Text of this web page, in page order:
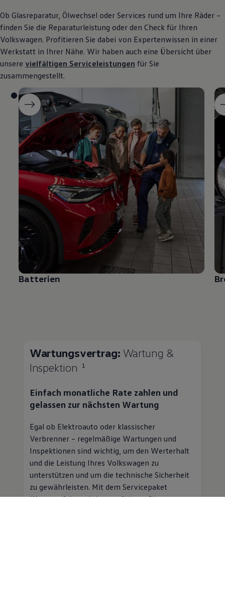
Ob Glasreparatur, Ölwechsel oder Services rund um Ihre Räder –
finden Sie die Reparaturleistung oder den Check für Ihren
Volkswagen. Profitieren Sie dabei von Expertenwissen in einer
Werkstatt in Ihrer Nähe. Wir haben auch eine Übersicht über
unsere vielfältigen Serviceleistungen für Sie
zusammengestellt.
Batterien
Wartungsvertrag: Wartung &
Inspektion
1
Einfach monatliche Rate zahlen und
gelassen zur nächsten Wartung
Egal ob Elektroauto oder klassischer
Verbrenner – regelmäßige Wartungen und
Inspektionen sind wichtig, um den Werterhalt
und die Leistung Ihres Volkswagen zu
unterstützen und um die technische Sicherheit
zu gewährleisten. Mit dem Servicepaket
Wartung & Inspektion profitieren Sie von